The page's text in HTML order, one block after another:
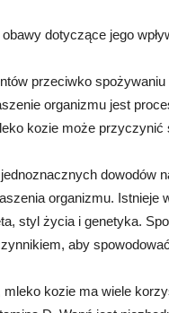
obawy dotyczące jego
przeciwko
organizmu jest
kozie może przyczynić
dowodów
organizmu. Istnieje
styl życia i genetyka.
aby
kozie ma wiele